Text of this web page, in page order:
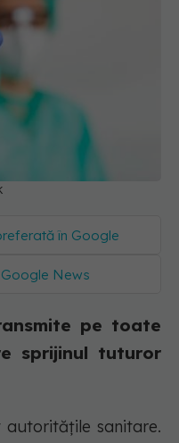
în Google
News
pe toate
sprijinul tuturor
sanitare.